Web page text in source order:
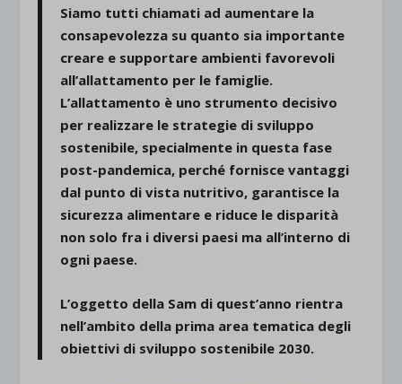
Siamo tutti chiamati ad aumentare la
consapevolezza su quanto sia importante
creare e supportare ambienti favorevoli
all’allattamento per le famiglie.
L’allattamento è uno strumento decisivo
per realizzare le strategie di sviluppo
sostenibile, specialmente in questa fase
post-pandemica, perché fornisce vantaggi
dal punto di vista nutritivo, garantisce la
sicurezza alimentare e riduce le disparità
non solo fra i diversi paesi ma all’interno di
ogni paese.
L’oggetto della Sam di quest’anno rientra
nell’ambito della prima area tematica degli
obiettivi di sviluppo sostenibile 2030.